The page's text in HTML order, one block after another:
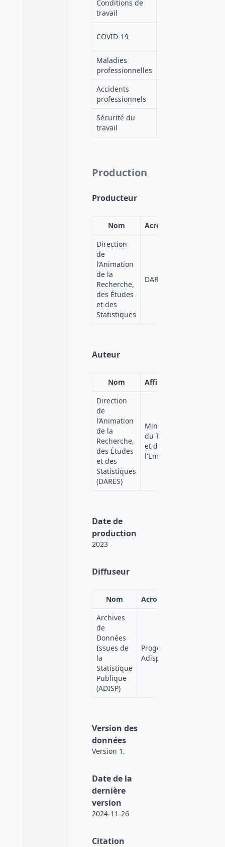
Conditions de
travail
COVID-19
Maladies
professionnelles
Accidents
professionnels
Sécurité du
travail
Production
Producteur
Nom Acronyme
Direction
de
l’Animation
de la
Recherche,
des Études
et des
Statistiques
DARES
Auteur
Nom
Affiliation
Direction
de
l’Animation
de la
Recherche,
des Études
et des
Statistiques
(DARES)
Ministère
du Travail
et de
l'Emploi
Date de
production
2023
Diffuseur
Nom Acronyme
Archives
de
Données
Issues de
la
Statistique
Publique
(ADISP)
Progedo-
Adisp
Version des
données
Version 1.
Date de la
dernière
version
2024-11-26
Citation